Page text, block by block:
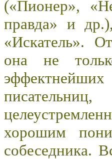
(«Пионер»,
правда» и
«Искатель».
она не
хорошим
собеседника.